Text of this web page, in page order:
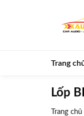
Trang
Lốp
Trang chủ